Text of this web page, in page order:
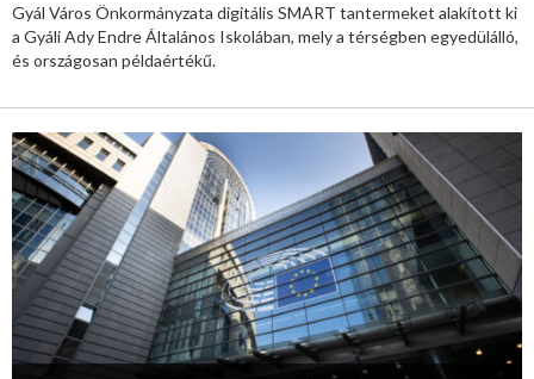
Gyál Város Önkormányzata digitális SMART tantermeket alakított ki
a Gyáli Ady Endre Általános Iskolában, mely a térségben egyedülálló,
és országosan példaértékű.